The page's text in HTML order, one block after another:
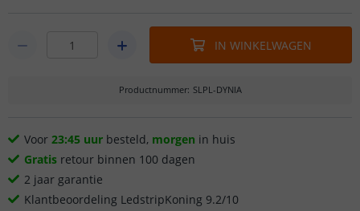
IN WINKELWAGEN
Productnummer: SLPL-DYNIA
Voor 23:45 uur besteld, morgen in huis
Gratis retour binnen 100 dagen
2 jaar garantie
Klantbeoordeling LedstripKoning 9.2/10